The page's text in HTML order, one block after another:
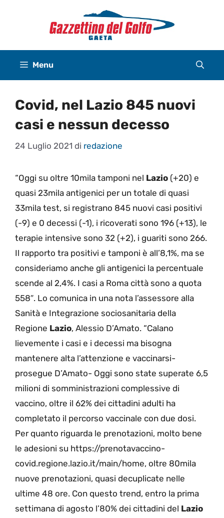
Menu
Covid, nel Lazio 845 nuovi
casi e nessun decesso
24 Luglio 2021 di redazione
“Oggi su oltre 10mila tamponi nel Lazio (+20) e
quasi 23mila antigenici per un totale di quasi
33mila test, si registrano 845 nuovi casi positivi
(-9) e 0 decessi (-1), i ricoverati sono 196 (+13), le
terapie intensive sono 32 (+2), i guariti sono 266.
Il rapporto tra positivi e tamponi è all’8,1%, ma se
consideriamo anche gli antigenici la percentuale
scende al 2,4%. I casi a Roma città sono a quota
558″. Lo comunica in una nota l’assessore alla
Sanità e Integrazione sociosanitaria della
Regione Lazio, Alessio D’Amato. “Calano
lievemente i casi e i decessi ma bisogna
mantenere alta l’attenzione e vaccinarsi-
prosegue D’Amato- Oggi sono state superate 6,5
milioni di somministrazioni complessive di
vaccino, oltre il 62% dei cittadini adulti ha
completato il percorso vaccinale con due dosi.
Per quanto riguarda le prenotazioni, molto bene
le adesioni su https://prenotavaccino-
covid.regione.lazio.it/main/home, oltre 80mila
nuove prenotazioni, quasi decuplicate nelle
ultime 48 ore. Con questo trend, entro la prima
settimana di agosto l’80% dei cittadini del Lazio